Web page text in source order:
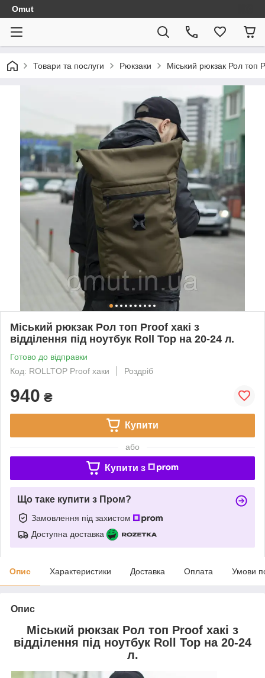
Omut
Товари та послуги Рюкзаки Міський рюкзак Рол топ
Міський рюкзак Рол топ Proof хакі з
відділення під ноутбук Roll Top на 20-24 л.
Готово до відправки
Код: ROLLTOP Proof хаки
Роздріб
940 ₴
Купити
або
Купити з
Що таке купити з Пром?
Замовлення під захистом
Доступна доставка
Опис Характеристики Доставка Оплата Умови
Опис
Міський рюкзак Рол топ Proof хакі з
відділення під ноутбук Roll Top на 20-24
л.